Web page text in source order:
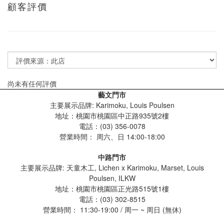
顧客評價
尚未有任何評價
藝文門市
主要展示品牌: Karimoku, Louis Poulsen
地址：桃園市桃園區中正路935號2樓
電話：(03) 356-0078
營業時間： 周六、日 14:00-18:00
中路門市
主要展示品牌: 天童木工, Lichen x Karimoku, Marset, Louis
Poulsen, ILKW
地址：桃園市桃園區正光路515號1樓
電話：(03) 302-8515
營業時間： 11:30-19:00 / 周一 ~ 周日 (無休)